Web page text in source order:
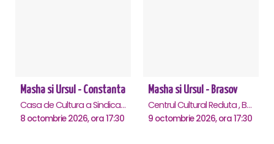
Masha si Ursul - Constanta
Casa de Cultura a Sindicatelor - Sala Mare, Constanta
8 octombrie 2026, ora 17:30
Masha si Ursul - Brasov
Centrul Cultural Reduta , Brasov
9 octombrie 2026, ora 17:30